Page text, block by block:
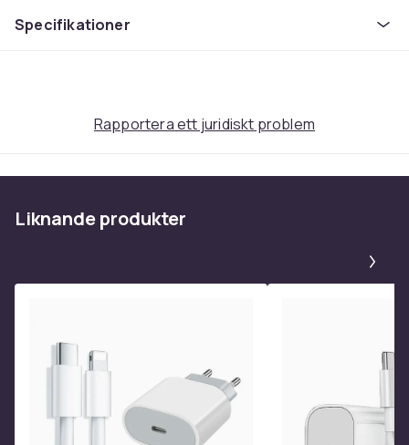
footage and recordings.
: 7333018038141
Längd
Artikel.nr.
Produktsäkerhetsinformation
Specifikationer
Rapportera ett juridiskt problem
Liknande produkter